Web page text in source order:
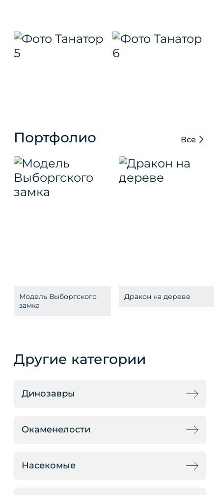
Портфолио Все
Модель Выборгского
замка
Дракон на дереве
Другие категории
Динозавры
Окаменелости
Насекомые